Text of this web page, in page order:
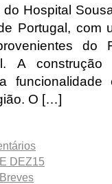
Hospital
Portugal, com
do
A
O […]
DEZ15
Breves